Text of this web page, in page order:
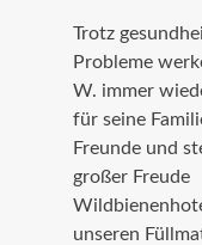
Trotz
Probleme
W. immer
für seine
Freunde und
großer Freude
unseren